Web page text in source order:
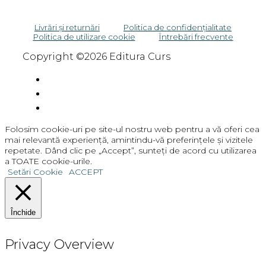
Livrări și returnări
Politica de confidențialitate
Politica de utilizare cookie
Întrebări frecvente
Copyright ©2026 Editura Curs
Folosim cookie-uri pe site-ul nostru web pentru a vă oferi cea
mai relevantă experiență, amintindu-vă preferințele și vizitele
repetate. Dând clic pe „Accept”, sunteți de acord cu utilizarea
a TOATE cookie-urile.
Setări Cookie
ACCEPT
Închide
Privacy Overview